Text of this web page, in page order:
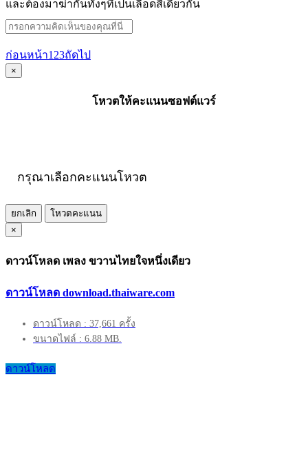
และต้องมาฆ่ากันทั้งๆที่เป็นเลือดสีเดียวกัน
ก่อนหน้า1 23ถัดไป
×
โหวตให้คะแนนซอฟต์แวร์
กรุณาเลือกคะแนนโหวต
ยกเลิก
โหวตคะแนน
×
ดาวน์โหลด เพลง ขวานไทยใจหนึ่งเดียว
ดาวน์โหลด download.thaiware.com
ดาวน์โหลด : 37,661 ครั้ง
ขนาดไฟล์ : 6.88 MB.
ดาวน์โหลด